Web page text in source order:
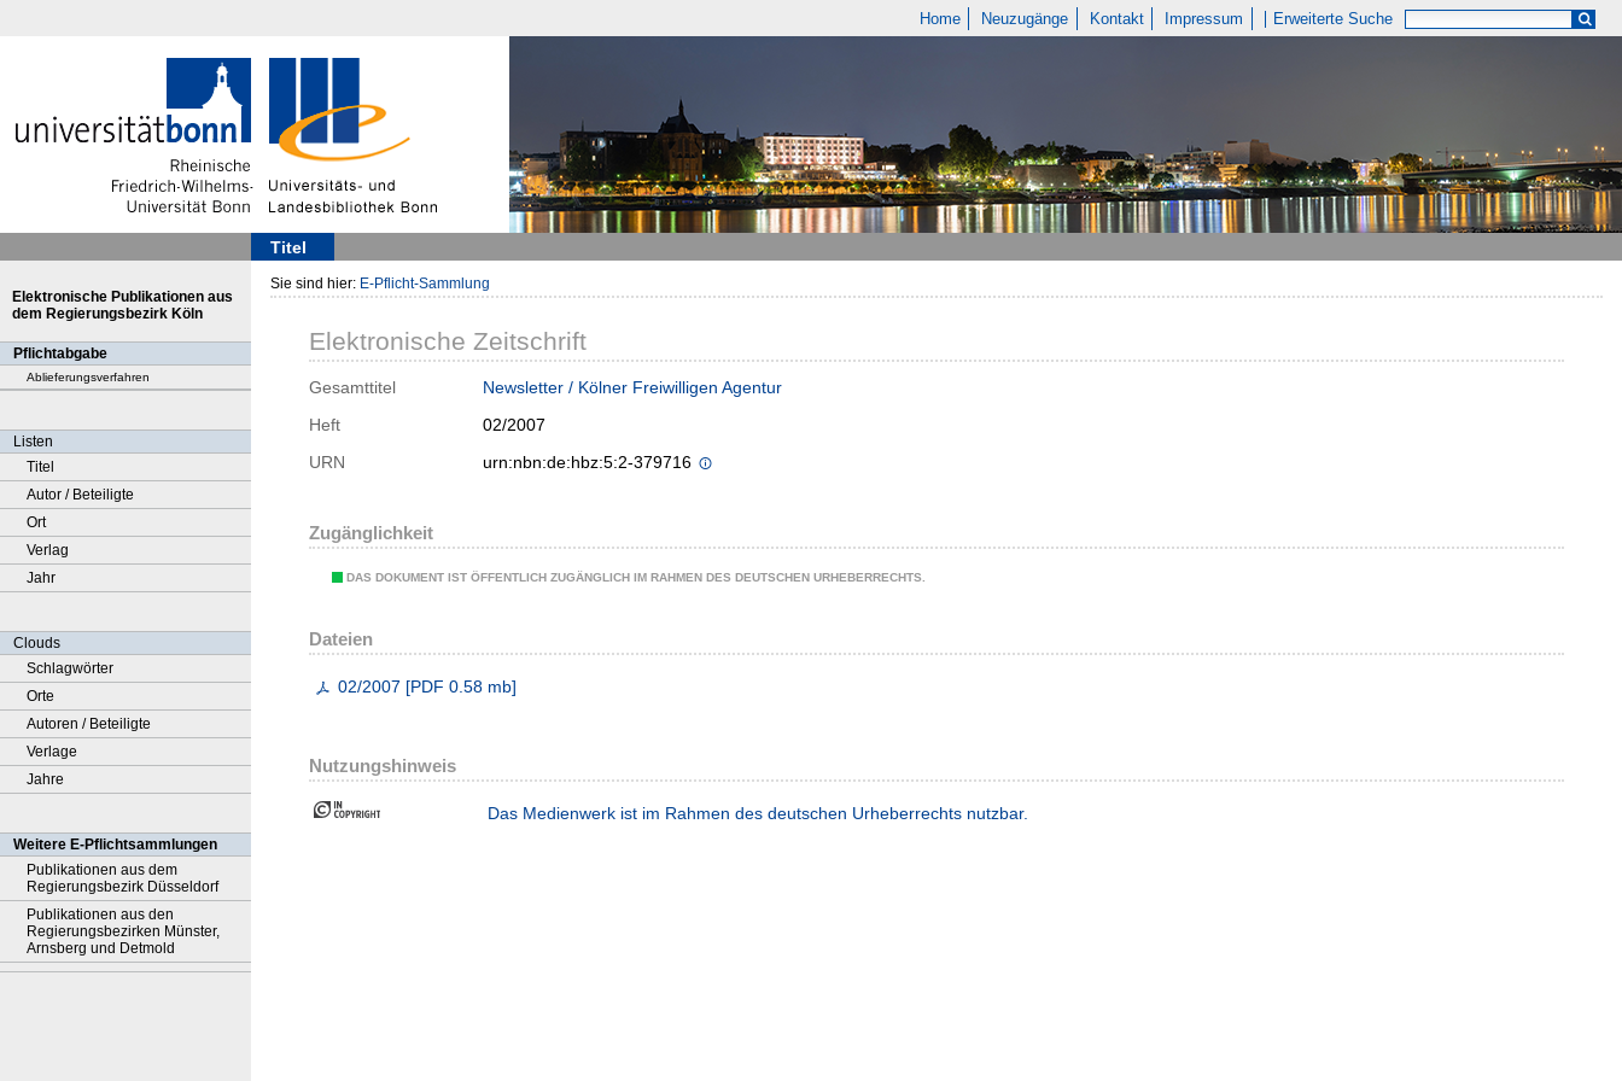
Home Neuzugänge Kontakt Impressum Erweiterte Suche
Titel
Elektronische Publikationen aus
dem Regierungsbezirk Köln
Pflichtabgabe
Ablieferungsverfahren
Listen
Titel
Autor / Beteiligte
Ort
Verlag
Jahr
Clouds
Schlagwörter
Orte
Autoren / Beteiligte
Verlage
Jahre
Weitere E-Pflichtsammlungen
Publikationen aus dem
Regierungsbezirk Düsseldorf
Publikationen aus den
Regierungsbezirken Münster,
Arnsberg und Detmold
Sie sind hier: E-Pflicht-Sammlung
Elektronische Zeitschrift
Gesamttitel
Newsletter / Kölner Freiwilligen Agentur
Heft
02/2007
URN
urn:nbn:de:hbz:5:2-379716
Zugänglichkeit
DAS DOKUMENT IST ÖFFENTLICH ZUGÄNGLICH IM RAHMEN DES DEUTSCHEN URHEBERRECHTS.
Dateien
02/2007 [PDF 0.58 mb]
Nutzungshinweis
Das Medienwerk ist im Rahmen des deutschen Urheberrechts nutzbar.